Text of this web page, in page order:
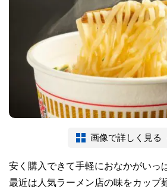
画像で詳しく見る
安く購入できて手軽におなかがいっ
最近は人気ラーメン店の味をカップ